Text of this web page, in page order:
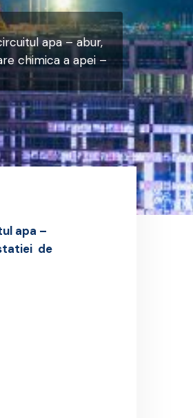
apa – abur,
chimica a apei –
apa –
de